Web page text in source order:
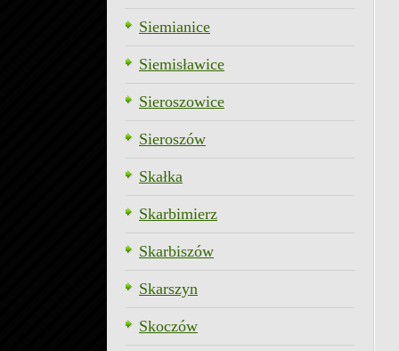
Siemianice
Siemisławice
Sieroszowice
Sieroszów
Skałka
Skarbimierz
Skarbiszów
Skarszyn
Skoczów